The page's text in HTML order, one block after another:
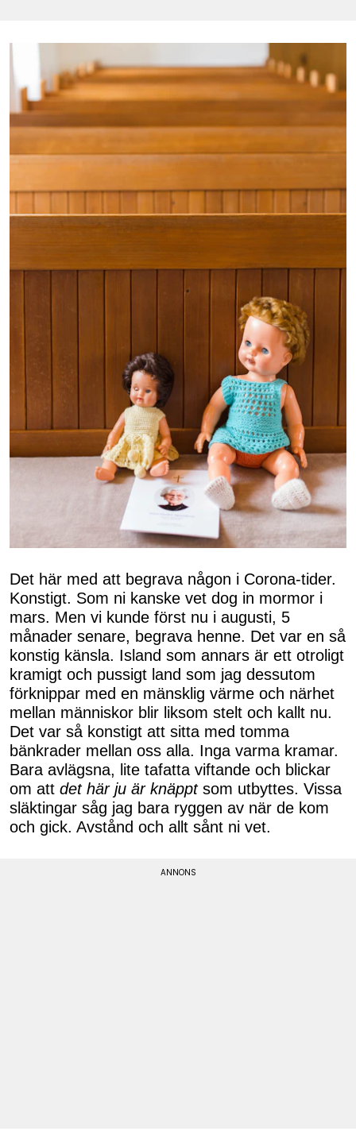
Det här med att begrava någon i Corona-tider.
Konstigt. Som ni kanske vet dog in mormor i
mars. Men vi kunde först nu i augusti, 5
månader senare, begrava henne. Det var en så
konstig känsla. Island som annars är ett otroligt
kramigt och pussigt land som jag dessutom
förknippar med en mänsklig värme och närhet
mellan människor blir liksom stelt och kallt nu.
Det var så konstigt att sitta med tomma
bänkrader mellan oss alla. Inga varma kramar.
Bara avlägsna, lite tafatta viftande och blickar
om att det här ju är knäpptsom utbyttes. Vissa
släktingar såg jag bara ryggen av när de kom
och gick. Avstånd och allt sånt ni vet.